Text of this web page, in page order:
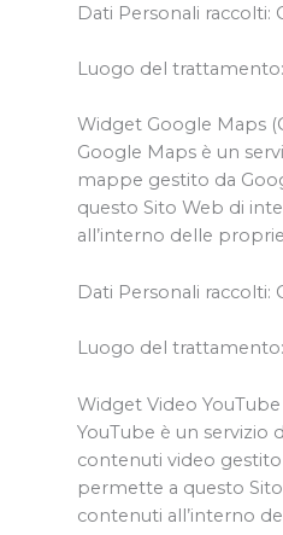
Dati Personali raccolti:
Luogo del trattamento:
Widget Google Maps
Google Maps è un
mappe gestito da
questo Sito Web di
all’interno delle
Dati Personali raccolti:
Luogo del trattamento:
Widget Video
YouTube è un servizio
contenuti video
permette a questo
contenuti all’interno